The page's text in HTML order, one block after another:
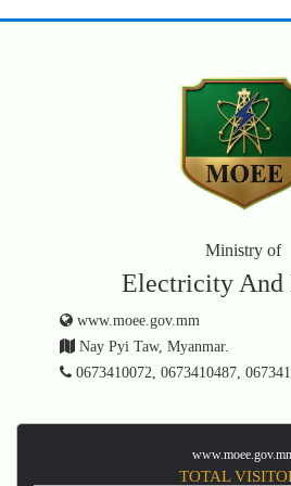
Ministry of
Electricity And
www.moee.gov.mm
Nay Pyi Taw, Myanmar.
0673410072, 0673410487,
TOTAL